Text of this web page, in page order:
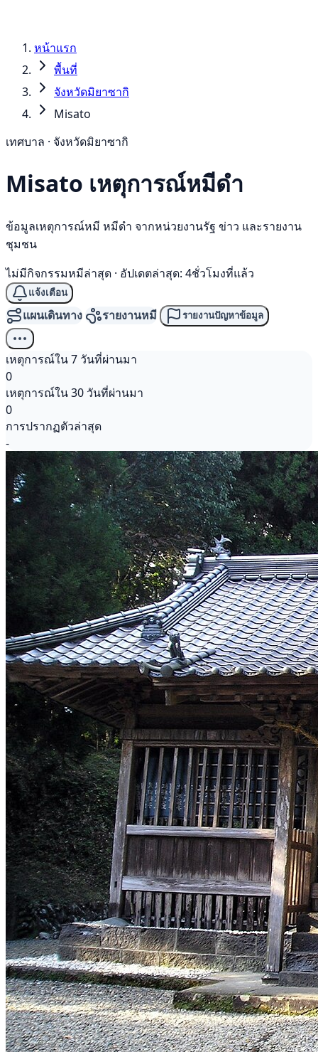
หน้าแรก
พื้นที่
จังหวัดมิยาซากิ
Misato
เทศบาล · จังหวัดมิยาซากิ
Misato เหตุการณ์หมีดำ
ข้อมูลเหตุการณ์หมี หมีดำ จากหน่วยงานรัฐ ข่าว และรายงาน
ชุมชน
ไม่มีกิจกรรมหมีล่าสุด · อัปเดตล่าสุด: 4ชั่วโมงที่แล้ว
แจ้งเตือน
แผนเดินทาง รายงานหมี รายงานปัญหาข้อมูล
เหตุการณ์ใน 7 วันที่ผ่านมา
0
เหตุการณ์ใน 30 วันที่ผ่านมา
0
การปรากฏตัวล่าสุด
-